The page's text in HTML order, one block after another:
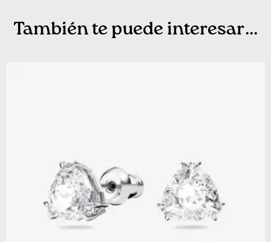
También te puede interesar...